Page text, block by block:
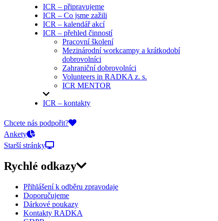
ICR – připravujeme
ICR – Co jsme zažili
ICR – kalendář akcí
ICR – přehled činností
Pracovní školení
Mezinárodní workcampy a krátkodobí
dobrovolníci
Zahraniční dobrovolníci
Volunteers in RADKA z. s.
ICR MENTOR
ICR – kontakty
On-line přihlášky
Chcete nás podpořit?
Ankety
Starší stránky
Rychlé odkazy
Přihlášení k odběru zpravodaje
Doporučujeme
Dárkové poukazy
Kontakty RADKA